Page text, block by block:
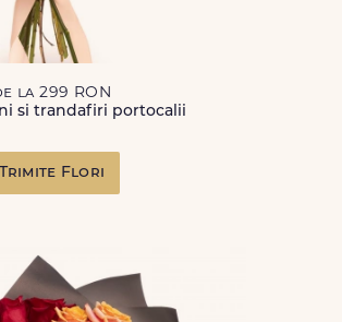
la 299 RON
si trandafiri portocalii
Trimite Flori